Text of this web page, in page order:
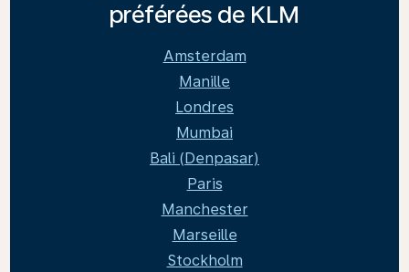
préférées de KLM
Amsterdam
Manille
Londres
Mumbai
Bali (Denpasar)
Paris
Manchester
Marseille
Stockholm